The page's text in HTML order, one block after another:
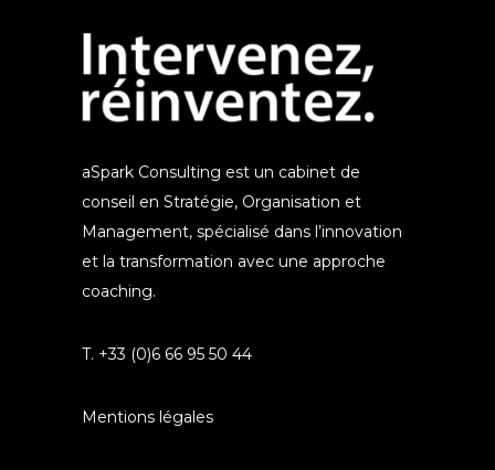
aSpark Consulting est un cabinet de
conseil en Stratégie, Organisation et
Management, spécialisé dans l’innovation
et la transformation avec une approche
coaching.
T. +33 (0)6 66 95 50 44
Mentions légales